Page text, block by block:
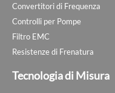
Convertitori di Frequenza
Controlli per Pompe
Filtro EMC
Resistenze di Frenatura
Tecnologia di Misura